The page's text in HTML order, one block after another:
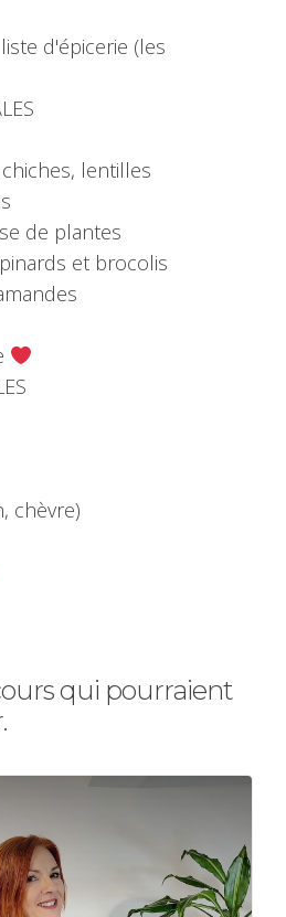
d'épicerie (les
lentilles
de plantes
et brocolis
chèvre)
qui pourraient